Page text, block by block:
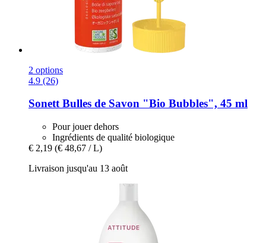
2 options
4.9 (26)
SonettBulles de Savon "Bio Bubbles", 45 ml
Pour jouer dehors
Ingrédients de qualité biologique
€ 2,19 (€ 48,67 / L)
Livraison jusqu'au 13 août